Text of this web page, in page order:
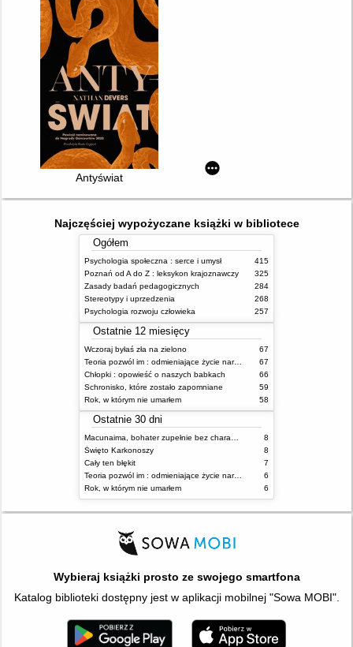
Antyświat
Najczęściej wypożyczane książki w bibliotece
Ogółem
Psychologia społeczna : serce i umysł
415
Poznań od A do Z : leksykon krajoznawczy
325
Zasady badań pedagogicznych
284
Stereotypy i uprzedzenia
268
Psychologia rozwoju człowieka
257
Ostatnie 12 miesięcy
Wczoraj byłaś zła na zielono
67
Teoria pozwól im : odmieniające życie narzędzie, o którym mówią miliony ludzi
67
Chłopki : opowieść o naszych babkach
66
Schronisko, które zostało zapomniane
59
Rok, w którym nie umarłem
58
Ostatnie 30 dni
8
Święto Karkonoszy
8
Cały ten błękit
7
Teoria pozwól im : odmieniające życie narzędzie, o którym mówią miliony ludzi
6
Rok, w którym nie umarłem
6
Wybieraj książki prosto ze swojego smartfona
Katalog biblioteki dostępny jest w aplikacji mobilnej "Sowa MOBI".